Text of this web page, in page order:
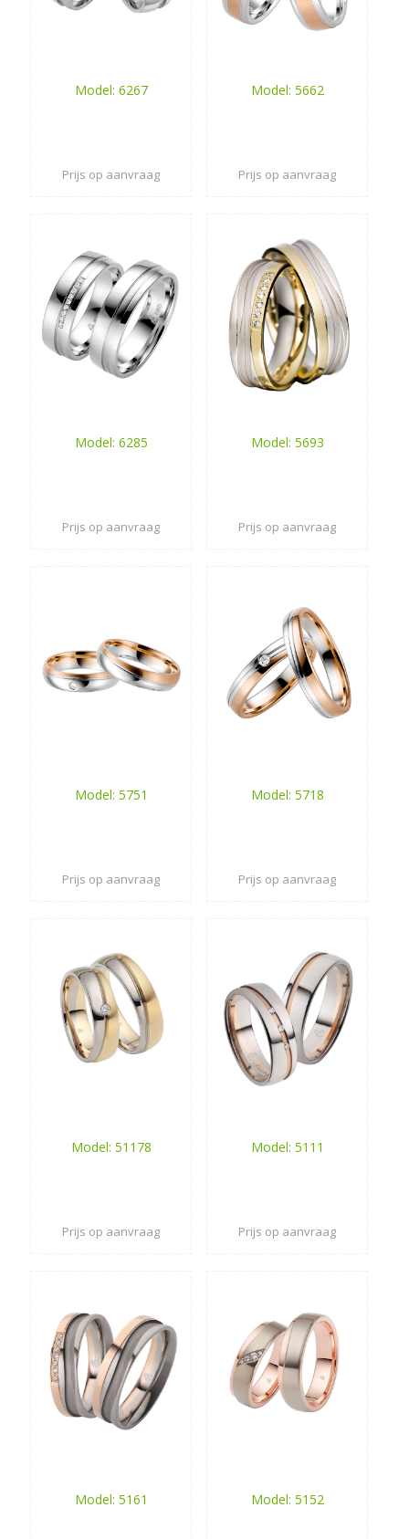
Model: 6267
Prijs op aanvraag
Model: 5662
Prijs op aanvraag
Model: 6285
Prijs op aanvraag
Model: 5693
Prijs op aanvraag
Model: 5751
Prijs op aanvraag
Model: 5718
Prijs op aanvraag
Model: 51178
Prijs op aanvraag
Model: 5111
Prijs op aanvraag
Model: 5161 Model: 5152